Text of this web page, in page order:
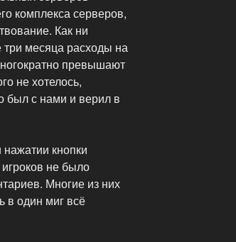
комплекса серверов,
Как ни
три месяца расходы на
превышают
не хотелось,
был с нами и верил в
кнопки
не было
Многие из них
в один миг всё